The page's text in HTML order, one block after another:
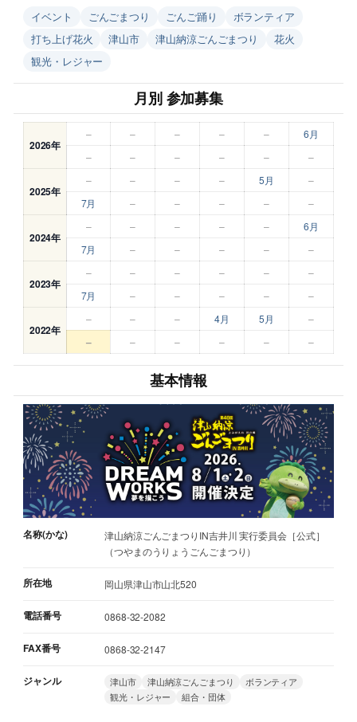
イベント ごんごまつり ごんご踊り
ボランティア
打ち上げ花火
津山市 津山納涼ごんごまつり
花火
観光・レジャー
月別 参加募集
2026年
– – – – –
6月
–
– – – – –
2025年
– – – – 5月
–
7月
– – – – –
2024年
– – – – –
6月
7月
– – – – –
2023年
– – – – –
–
7月
– – – – –
2022年
– – – 4月 5月 –
– – – – – –
基本情報
名称(かな)
津山納涼ごんごまつりIN吉井川 実行委員会［公式］
（つやまのうりょうごんごまつり）
所在地 岡山県津山市山北520
電話番号 0868-32-2082
FAX番号 0868-32-2147
ジャンル 津山市 津山納涼ごんごまつり
ボランティア
観光・レジャー
組合・団体